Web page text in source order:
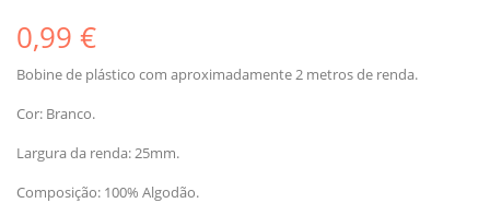
0,99 €
Bobine de plástico com aproximadamente 2 metros de renda.
Cor: Branco.
Largura da renda: 25mm.
Composição: 100% Algodão.